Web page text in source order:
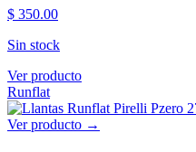
$ 350.00
Sin stock
Ver producto
Runflat
Ver producto →